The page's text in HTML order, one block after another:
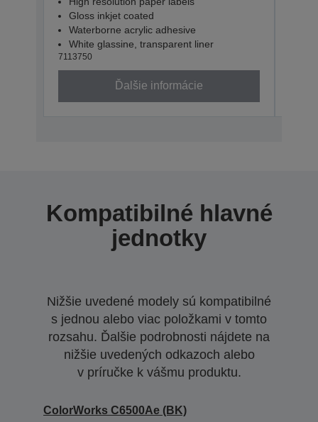
Gloss inkjet coated
Waterborne acrylic adhesive
White glassine, transparent liner
7113750
Ďalšie informácie
Kompatibilné hlavné
jednotky
Nižšie uvedené modely sú kompatibilné
s jednou alebo viac položkami v tomto
rozsahu. Ďalšie podrobnosti nájdete na
nižšie uvedených odkazoch alebo
v príručke k vášmu produktu.
ColorWorks C6500Ae (BK)